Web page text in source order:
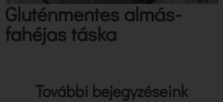
Gluténmentes almás-
fahéjas táska
További bejegyzéseink